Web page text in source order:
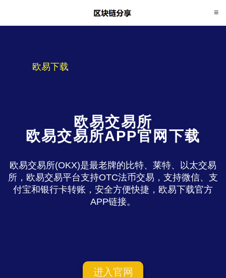
欧易下载
欧易交易所
欧易交易所APP官网下载
欧易交易所(OKX)是最老牌的比特、莱特、以太交易
所，欧易交易平台支持OTC法币交易，支持微信、支
付宝和银行卡转账，安全方便快捷，欧易下载官方
APP链接。
进入官网